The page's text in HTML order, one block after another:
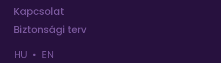
Kapcsolat
Biztonsági terv
HU
EN